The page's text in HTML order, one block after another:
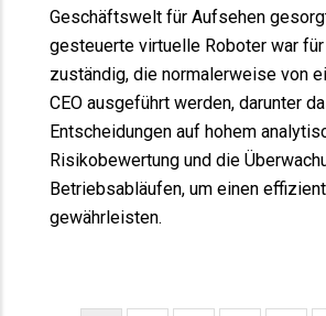
Geschäftswelt für Aufsehen
gesteuerte virtuelle Roboter war
zuständig, die normalerweise von
CEO ausgeführt werden, darunter
Entscheidungen auf hohem
Risikobewertung und die
Betriebsabläufen, um einen
gewährleisten.